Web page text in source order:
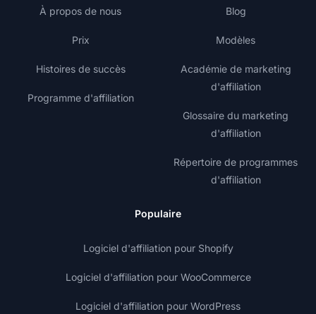
À propos de nous
Prix
Histoires de succès
Programme d'affiliation
Blog
Modèles
Académie de marketing
d'affiliation
Glossaire du marketing
d'affiliation
Répertoire de programmes
d'affiliation
Populaire
Logiciel d'affiliation pour Shopify
Logiciel d'affiliation pour WooCommerce
Logiciel d'affiliation pour WordPress